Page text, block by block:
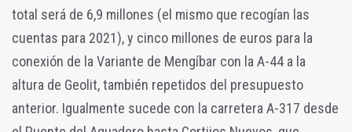
total será de 6,9 millones (el mismo que recogían las
cuentas para 2021), y cinco millones de euros para la
conexión de la Variante de Mengíbar con la A-44 a la
altura de Geolit, también repetidos del presupuesto
anterior. Igualmente sucede con la carretera A-317 desde